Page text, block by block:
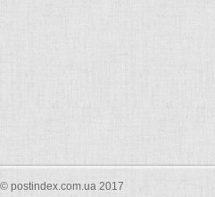
© postindex.com.ua 2017